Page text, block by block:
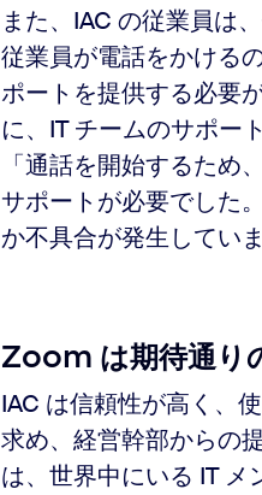
また、IAC の従業員は
従業員が電話をかける
ポートを提供する必要
に、IT チームのサポー
「通話を開始するた
サポートが必要でした
か不具合が発生してい
Zoom は期待通り
IAC は信頼性が高く、
求め、経営幹部からの
は、世界中にいる IT